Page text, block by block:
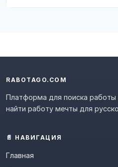
RABOTAGO.COM
Платформа для поиска работы
найти работу мечты для
📄 НАВИГАЦИЯ
Главная